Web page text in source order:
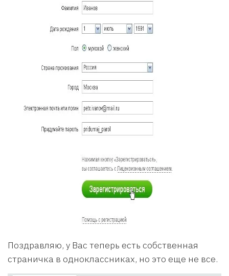
Поздравляю, у Вас теперь есть собственная
страничка в одноклассниках, но это еще не все.